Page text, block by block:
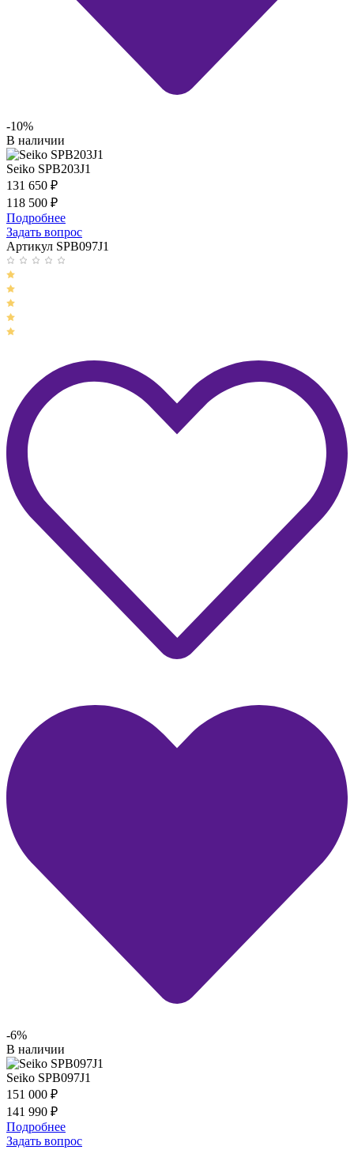
-10%
В наличии
Seiko SPB203J1
131 650 ₽
118 500 ₽
Подробнее
Задать вопрос
Артикул SPB097J1
-6%
В наличии
Seiko SPB097J1
151 000 ₽
141 990 ₽
Подробнее
Задать вопрос